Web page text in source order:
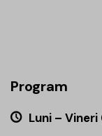
Program
Luni –